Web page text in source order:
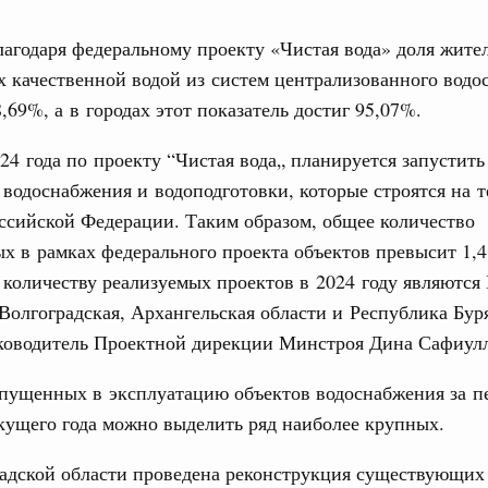
федеральному проекту «Чистая вода» доля
качественной водой из систем централизованного
а в городах этот показатель достиг 95,07%.
года по проекту “Чистая вода„ планируется
и водоподготовки, которые строятся на
Федерации. Таким образом, общее количество
в рамках федерального проекта объектов превысит
реализуемых проектов в 2024 году являются
Архангельская области и Республика
Проектной дирекции Минстроя Дина
в эксплуатацию объектов водоснабжения за
года можно выделить ряд наиболее крупных.
области проведена реконструкция существующих
сервиса
стратегической сессии о
среда
ЖКХ обновлено в России при участии
ОЭЗ. ТОР. Моногорода
реализации проектов института
себя ответственность за будущее